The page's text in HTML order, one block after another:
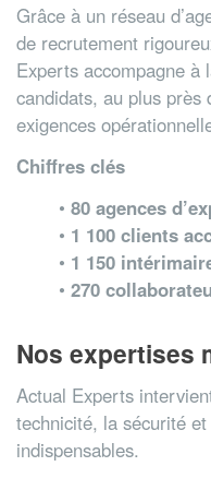
Grâce à un réseau
de recrutement
Experts accompagne
candidats, au plus
exigences
Chiffres clés
• 80 agences
• 1 100 clients
• 1 150
• 270
Nos expertises
Actual Experts
technicité, la sécurité
indispensables.